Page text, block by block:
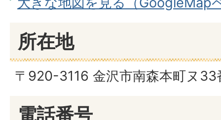
所在地
〒920-3116 金沢市南森本町ヌ33
電話番号